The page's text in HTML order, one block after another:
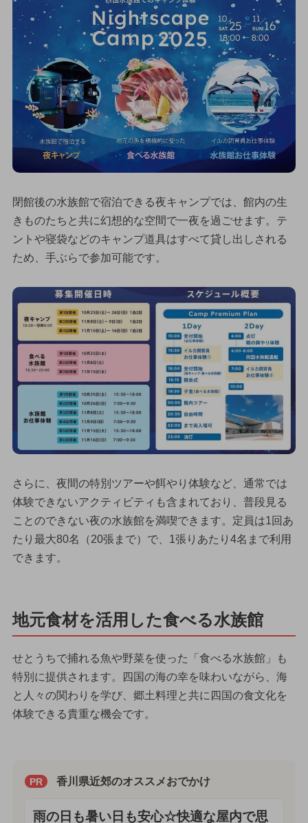
閉館後の水族館で宿泊できる夜キャンプでは、館内の生
きものたちと共に幻想的な空間で一夜を過ごせます。テ
ントや寝袋などのキャンプ道具はすべて貸し出しされる
ため、手ぶらで参加可能です。
さらに、夜間の特別ツアーや餌やり体験など、通常では
体験できないアクティビティも含まれており、普段見る
ことのできない夜の水族館を満喫できます。定員は1回あ
たり最大80名（20張まで）で、1張りあたり4名まで利用
できます。
地元食材を活用した食べる水族館
せとうちで捕れる魚や野菜を使った「食べる水族館」も
特別に提供されます。四国の海の幸を味わいながら、海
と人々の関わりを学び、郷土料理と共に四国の食文化を
体験できる貴重な機会です。
PR 香川県近郊のオススメおでかけ
雨の日も暑い日も安心☆快適な屋内で思